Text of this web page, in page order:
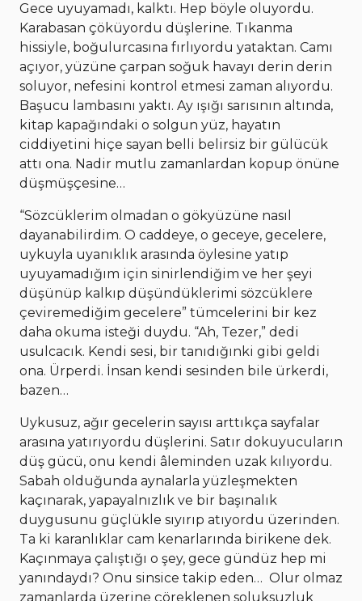
Gece uyuyamadı, kalktı. Hep böyle oluyordu.
Karabasan çöküyordu düşlerine. Tıkanma
hissiyle, boğulurcasına fırlıyordu yataktan. Camı
açıyor, yüzüne çarpan soğuk havayı derin derin
soluyor, nefesini kontrol etmesi zaman alıyordu.
Başucu lambasını yaktı. Ay ışığı sarısının altında,
kitap kapağındaki o solgun yüz, hayatın
ciddiyetini hiçe sayan belli belirsiz bir gülücük
attı ona. Nadir mutlu zamanlardan kopup önüne
düşmüşçesine…
“Sözcüklerim olmadan o gökyüzüne nasıl
dayanabilirdim. O caddeye, o geceye, gecelere,
uykuyla uyanıklık arasında öylesine yatıp
uyuyamadığım için sinirlendiğim ve her şeyi
düşünüp kalkıp düşündüklerimi sözcüklere
çeviremediğim gecelere” tümcelerini bir kez
daha okuma isteği duydu. “Ah, Tezer,” dedi
usulcacık. Kendi sesi, bir tanıdığınki gibi geldi
ona. Ürperdi. İnsan kendi sesinden bile ürkerdi,
bazen…
Uykusuz, ağır gecelerin sayısı arttıkça sayfalar
arasına yatırıyordu düşlerini. Satır dokuyucuların
düş gücü, onu kendi âleminden uzak kılıyordu.
Sabah olduğunda aynalarla yüzleşmekten
kaçınarak, yapayalnızlık ve bir başınalık
duygusunu güçlükle sıyırıp atıyordu üzerinden.
Ta ki karanlıklar cam kenarlarında birikene dek.
Kaçınmaya çalıştığı o şey, gece gündüz hep mi
yanındaydı? Onu sinsice takip eden… Olur olmaz
zamanlarda üzerine çöreklenen soluksuzluk